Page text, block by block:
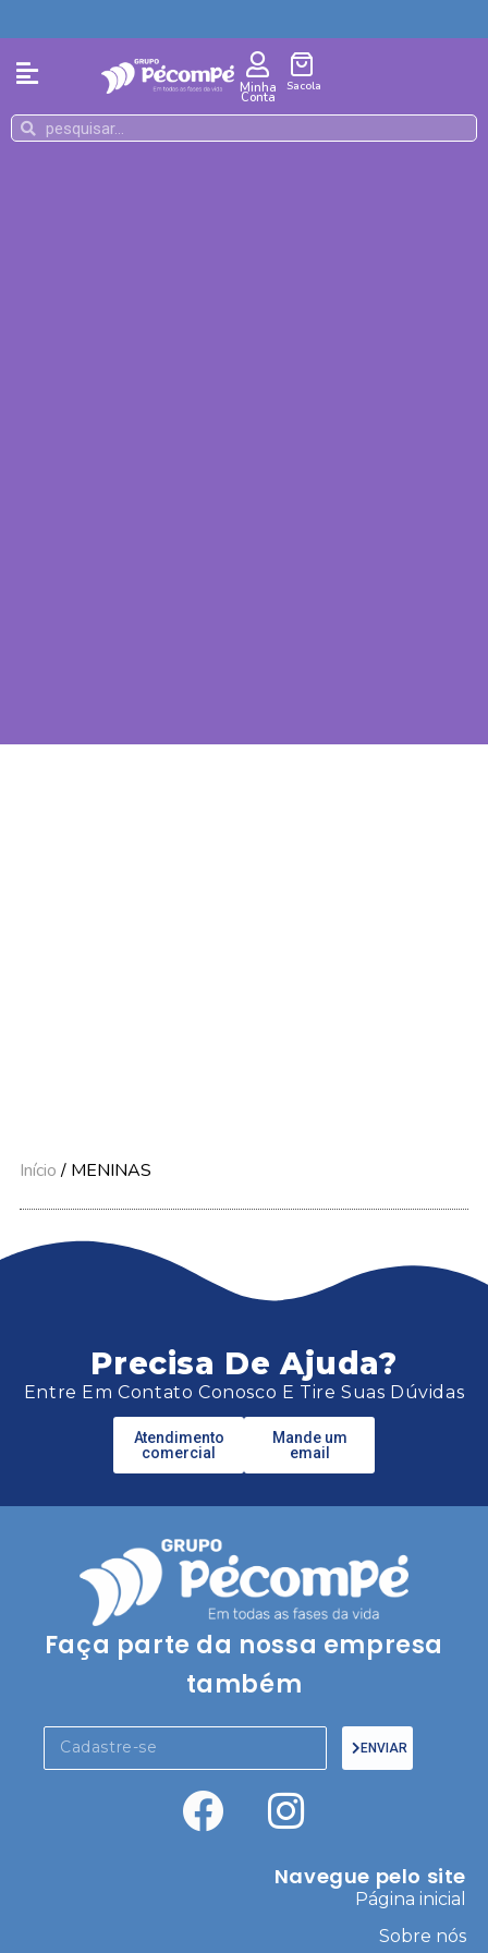
Minha
Conta
Sacola
Início/ MENINAS
Precisa De Ajuda?
Entre Em Contato Conosco E Tire Suas Dúvidas
Atendimento
comercial
Mande um
email
Faça parte da nossa empresa
também
ENVIAR
Navegue pelo site
Página inicial
Sobre nós